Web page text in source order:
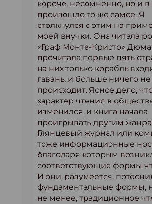
короче, несомненно, но и в
произошло то же самое. Я
столкнулся с этим на
моей внучки. Она читала
«Граф Монте-Кристо» Дюма,
прочитала первые пять
на них только корабль
гавань, и больше ничего не
происходит. Ясное дело,
характер чтения в
изменился, и книга начала
проигрывать другим
Глянцевый журнал или
тоже информационные
благодаря которым
соответствующие формы
И они, разумеется,
фундаментальные формы,
не менее, традиционное